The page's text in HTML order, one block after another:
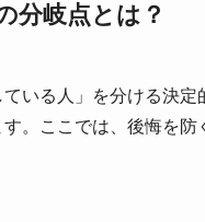
分岐点とは？
いる人」を分ける決
。ここでは、後悔を